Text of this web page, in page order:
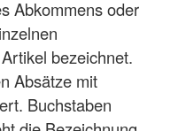
Abkommens oder
bezeichnet.
Absätze mit
Buchstaben